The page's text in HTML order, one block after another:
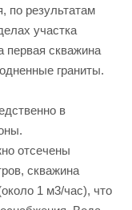
по результатам
участка
первая скважина
граниты.
в
отсечены
скважина
1 м3/час), что